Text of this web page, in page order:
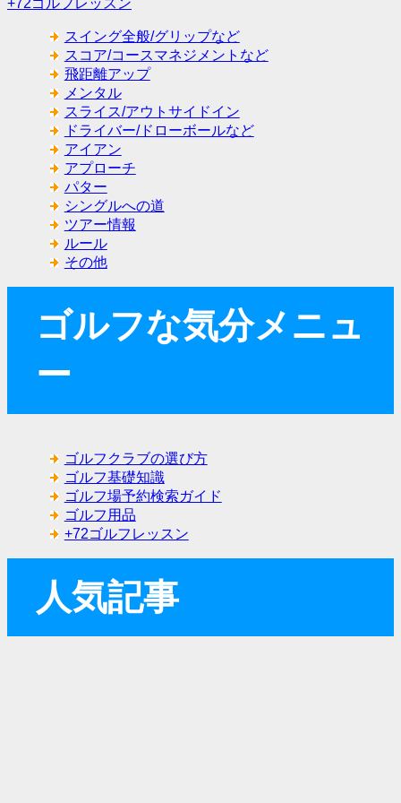
+72ゴルフレッスン
スイング全般/グリップなど
スコア/コースマネジメントなど
飛距離アップ
メンタル
スライス/アウトサイドイン
ドライバー/ドローボールなど
アイアン
アプローチ
パター
シングルへの道
ツアー情報
ルール
その他
ゴルフな気分メニュ
ー
ゴルフクラブの選び方
ゴルフ基礎知識
ゴルフ場予約検索ガイド
ゴルフ用品
+72ゴルフレッスン
人気記事